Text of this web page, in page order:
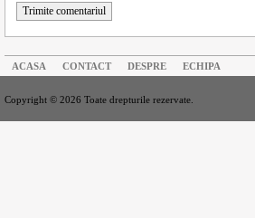
Trimite comentariul
ACASA CONTACT DESPRE ECHIPA
Copyright © 2026 Toate drepturile rezervate.